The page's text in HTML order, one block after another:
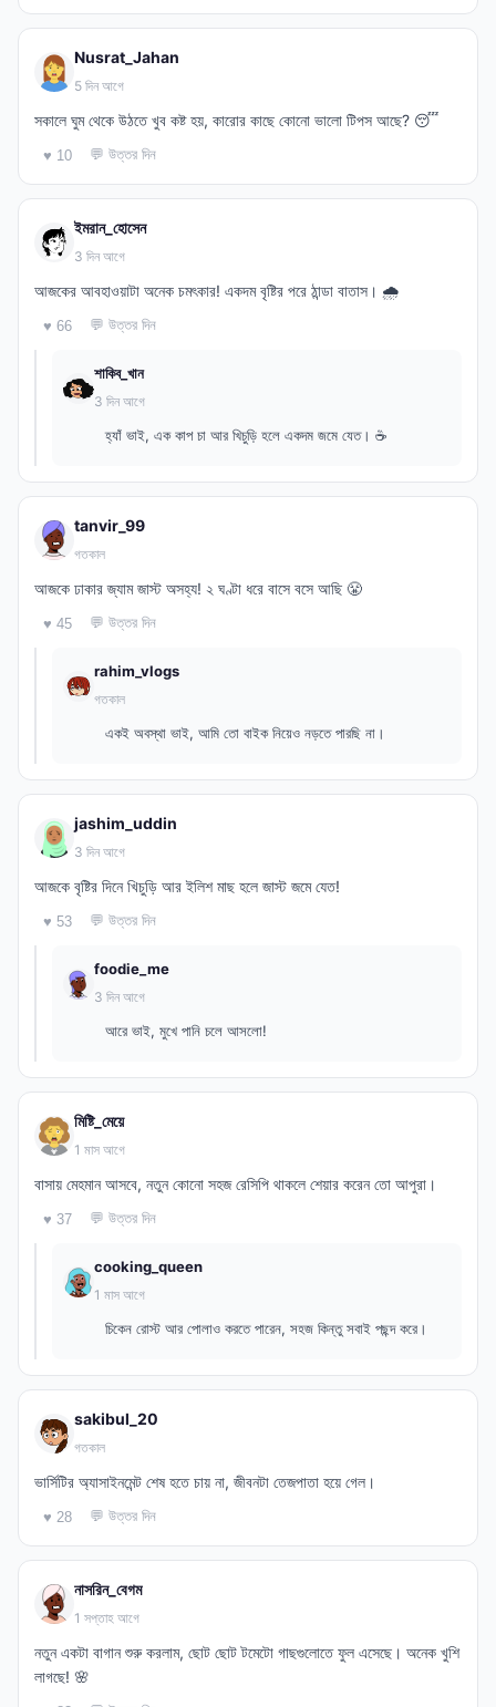
Nusrat_Jahan
5 দিন আগে
সকালে ঘুম থেকে উঠতে খুব কষ্ট হয়, কারোর কাছে কোনো ভালো টিপস আছে? 😴
♥ 10 💬 উত্তর দিন
ইমরান_হোসেন
3 দিন আগে
আজকের আবহাওয়াটা অনেক চমৎকার! একদম বৃষ্টির পরে ঠান্ডা বাতাস। 🌧️
♥ 66 💬 উত্তর দিন
শাকিব_খান
3 দিন আগে
হ্যাঁ ভাই, এক কাপ চা আর খিচুড়ি হলে একদম জমে যেত। ☕
tanvir_99
গতকাল
আজকে ঢাকার জ্যাম জাস্ট অসহ্য! ২ ঘণ্টা ধরে বাসে বসে আছি 😤
♥ 45 💬 উত্তর দিন
rahim_vlogs
গতকাল
একই অবস্থা ভাই, আমি তো বাইক নিয়েও নড়তে পারছি না।
jashim_uddin
3 দিন আগে
আজকে বৃষ্টির দিনে খিচুড়ি আর ইলিশ মাছ হলে জাস্ট জমে যেত!
♥ 53 💬 উত্তর দিন
foodie_me
3 দিন আগে
আরে ভাই, মুখে পানি চলে আসলো!
মিষ্টি_মেয়ে
1 মাস আগে
বাসায় মেহমান আসবে, নতুন কোনো সহজ রেসিপি থাকলে শেয়ার করেন তো আপুরা।
♥ 37 💬 উত্তর দিন
cooking_queen
1 মাস আগে
চিকেন রোস্ট আর পোলাও করতে পারেন, সহজ কিন্তু সবাই পছন্দ করে।
sakibul_20
গতকাল
ভার্সিটির অ্যাসাইনমেন্ট শেষ হতে চায় না, জীবনটা তেজপাতা হয়ে গেল।
♥ 28 💬 উত্তর দিন
নাসরিন_বেগম
1 সপ্তাহ আগে
নতুন একটা বাগান শুরু করলাম, ছোট ছোট টমেটো গাছগুলোতে ফুল এসেছে। অনেক খুশি
লাগছে! 🌸